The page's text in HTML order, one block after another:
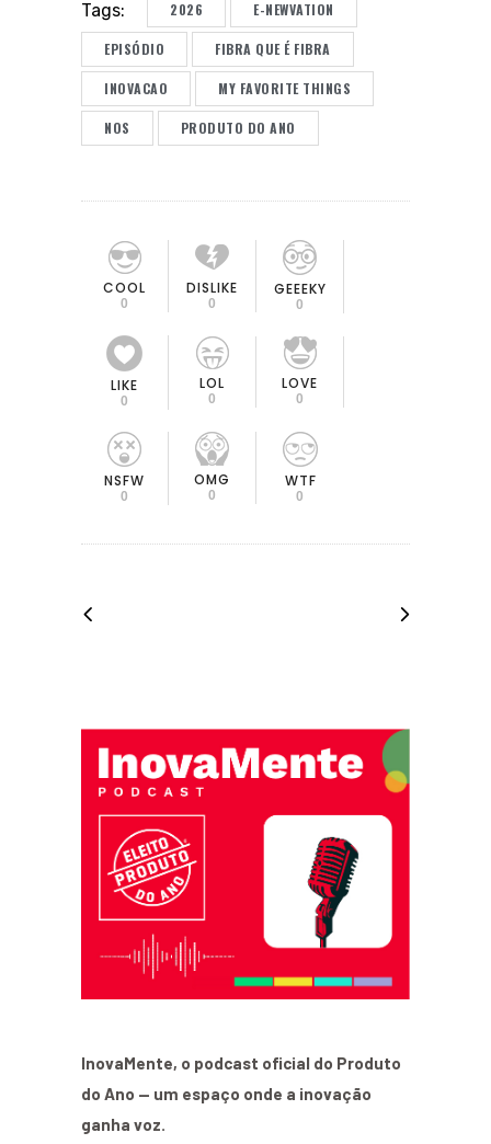
Tags: 2026 E-NEWVATION
EPISÓDIO FIBRA QUE É FIBRA
INOVACAO MY FAVORITE THINGS
NOS PRODUTO DO ANO
COOL
0
DISLIKE
0
GEEEKY
0
LIKE
0
LOL
0
LOVE
0
NSFW
0
OMG
0
WTF
0
InovaMente, o podcast oficial do Produto
do Ano — um espaço onde a inovação
ganha voz.